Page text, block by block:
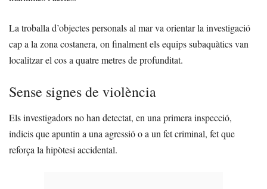
La troballa d’objectes personals al mar va orientar la investigació
cap a la zona costanera, on finalment els equips subaquàtics van
localitzar el cos a quatre metres de profunditat.
Sense signes de violència
Els investigadors no han detectat, en una primera inspecció,
indicis que apuntin a una agressió o a un fet criminal, fet que
reforça la hipòtesi accidental.